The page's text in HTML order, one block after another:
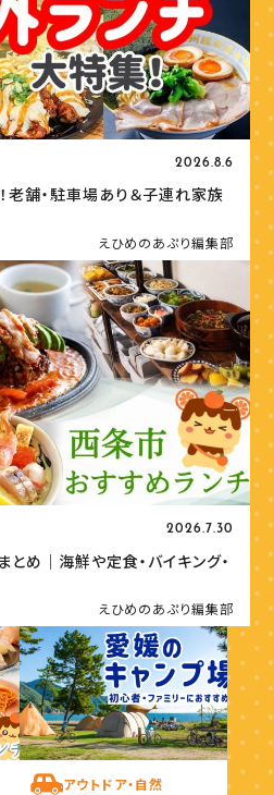
2026.8.6
老舗・駐車場あり＆子連れ家族
えひめのあぷり編集部
2026.7.30
め｜海鮮や定食・バイキング・
えひめのあぷり編集部
アウトドア・自然